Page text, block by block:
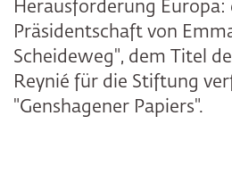
Herausforderung Europa:
Präsidentschaft von
Scheideweg", dem Titel
Reynié für die Stiftung
"Genshagener Papiers".